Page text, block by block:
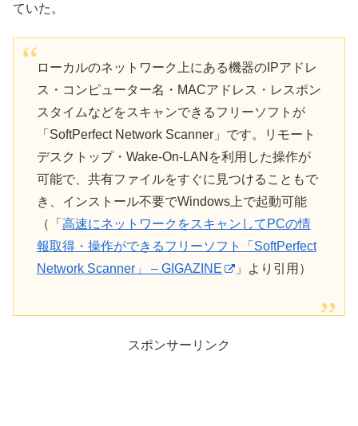
ていた。
ローカルのネットワーク上にある機器のIPアドレ
ス・コンピューター名・MACアドレス・レスポン
スタイムなどをスキャンできるフリーソフトが
「SoftPerfect Network Scanner」です。リモート
デスクトップ・Wake-On-LANを利用した操作が
可能で、共有ファイルをすぐに見つけることもで
き、インストール不要でWindows上で起動可能
（「 高速にネットワークをスキャンしてPCの情
報取得・操作ができるフリーソフト「SoftPerfect
Network Scanner」 – GIGAZINE
」より引用）
スポンサーリンク